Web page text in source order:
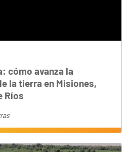
cómo avanza la
la tierra en Misiones,
Ríos